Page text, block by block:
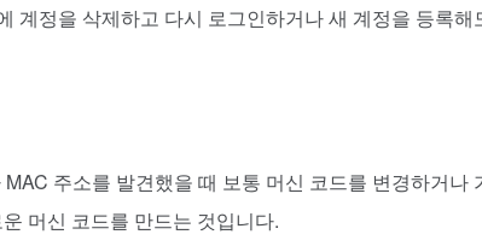
계정을 삭제하고 다시 로그인하거나 새 계정을 등록해
주소를 발견했을 때 보통 머신 코드를 변경하거나
머신 코드를 만드는 것입니다.